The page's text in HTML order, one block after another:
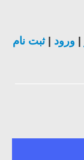
ورود |ثبت نام